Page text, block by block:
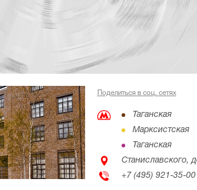
Поделиться в соц. сетях
Таганская
Марксистская
Таганская
Станиславского,
+7 (495) 921-35-00